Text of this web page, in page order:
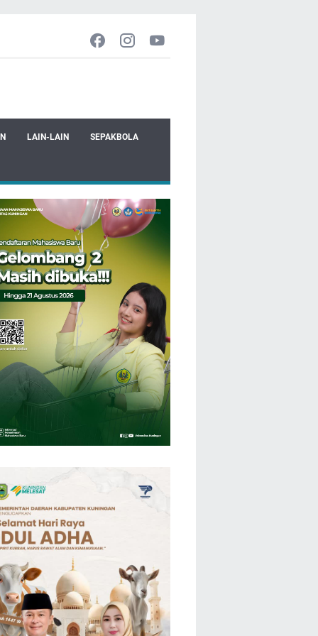
LAIN-LAIN SEPAKBOLA